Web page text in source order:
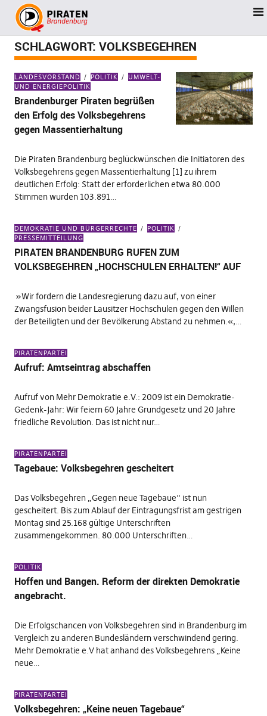
SCHLAGWORT: VOLKSBEGEHREN
LANDESVORSTAND POLITIK
UMWELT-
UND ENERGIEPOLITIK
Brandenburger Piraten begrüßen
den Erfolg des Volksbegehrens
gegen Massentierhaltung
Die Piraten Brandenburg beglückwünschen die Initiatoren des
Volksbegehrens gegen Massentierhaltung [1] zu ihrem
deutlichen Erfolg: Statt der erforderlichen etwa 80.000
Stimmen wurden 103.891…
DEMOKRATIE UND BÜRGERRECHTE
POLITIK
PRESSEMITTEILUNG
PIRATEN BRANDENBURG RUFEN ZUM
VOLKSBEGEHREN „HOCHSCHULEN ERHALTEN!“ AUF
»Wir fordern die Landesregierung dazu auf, von einer
Zwangsfusion beider Lausitzer Hochschulen gegen den Willen
der Beteiligten und der Bevölkerung Abstand zu nehmen.«,…
PIRATENPARTEI
Aufruf: Amtseintrag abschaffen
Aufruf von Mehr Demokratie e.V.: 2009 ist ein Demokratie-
Gedenk-Jahr: Wir feiern 60 Jahre Grundgesetz und 20 Jahre
friedliche Revolution. Das ist nicht nur…
PIRATENPARTEI
Tagebaue: Volksbegehren gescheitert
Das Volksbegehren „Gegen neue Tagebaue“ ist nun
gescheitert. Bis zum Ablauf der Eintragungsfrist am gestrigen
Montag sind 25.168 gültige Unterschriften
zusammengekommen. 80.000 Unterschriften…
POLITIK
Hoffen und Bangen. Reform der direkten Demokratie
angebracht.
Die Erfolgschancen von Volksbegehren sind in Brandenburg im
Vergleich zu anderen Bundesländern verschwindend gering.
Mehr Demokratie e.V hat anhand des Volksbegehrens „Keine
neue…
PIRATENPARTEI
Volksbegehren: „Keine neuen Tagebaue“